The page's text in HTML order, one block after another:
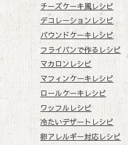
チーズケーキ風レシピ
デコレーションレシピ
パウンドケーキレシピ
フライパンで作るレシピ
マカロンレシピ
マフィンケーキレシピ
ロールケーキレシピ
ワッフルレシピ
冷たいデザートレシピ
卵アレルギー対応レシピ